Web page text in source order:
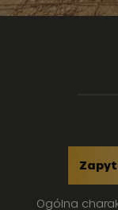
Zastosowania